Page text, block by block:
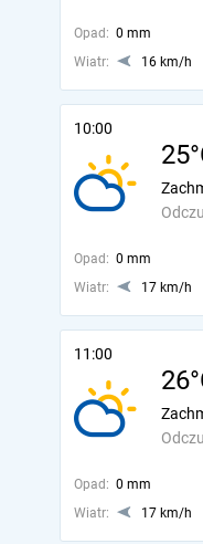
Opad: 0 mm
Wiatr:
16 km/h
10:00
Opad: 0 mm
Wiatr:
17 km/h
11:00
Opad: 0 mm
Wiatr:
17 km/h